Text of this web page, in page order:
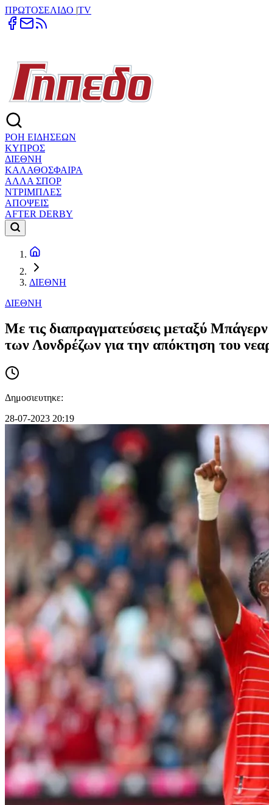
ΠΡΩΤΟΣΕΛΙΔΟ |TV
ΡΟΗ ΕΙΔΗΣΕΩΝ
ΚΥΠΡΟΣ
ΔΙΕΘΝΗ
ΚΑΛΑΘΟΣΦΑΙΡΑ
ΑΛΛΑ ΣΠΟΡ
ΝΤΡΙΜΠΛΕΣ
ΑΠΟΨΕΙΣ
AFTER DERBY
ΔΙΕΘΝΗ
ΔΙΕΘΝΗ
Με τις διαπραγματεύσεις μεταξύ
των Λονδρέζων για την απόκτηση του
Δημοσιευτηκε:
28-07-2023 20:19